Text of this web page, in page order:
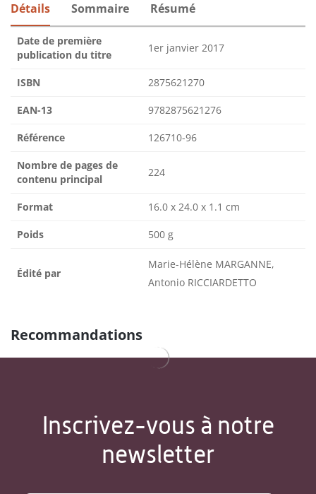
Détails Sommaire Résumé
Date de première
publication du titre
1er janvier 2017
ISBN 2875621270
EAN-13 9782875621276
Référence 126710-96
Nombre de pages de
contenu principal
224
Format 16.0 x 24.0 x 1.1 cm
Poids 500 g
Édité par
Marie-Hélène MARGANNE,
Antonio RICCIARDETTO
Recommandations
Inscrivez-vous à notre
newsletter